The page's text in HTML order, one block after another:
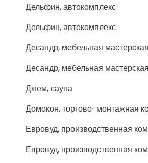
Дельфин, автокомплекс
Дельфин, автокомплекс
Десандр, мебельная мастерская
Десандр, мебельная мастерская
Джем, сауна
Домокон, торгово-монтажная
Евровуд, производственная
Евровуд, производственная